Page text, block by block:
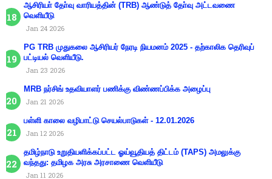
ஆசிரியா் தோ்வு வாரியத்தின் (TRB) ஆண்டுத் தோ்வு அட்டவணை
வெளியீடு
Jan 24 2026
PG TRB முதுகலை ஆசிரியர் நேரடி நியமனம் 2025 - தற்காலிக தெரிவுப்
பட்டியல் வெளியீடு.
Jan 23 2026
MRB நர்சிங் உதவியாளர் பணிக்கு விண்ணப்பிக்க அழைப்பு
Jan 21 2026
பள்ளி காலை வழிபாட்டு செயல்பாடுகள் - 12.01.2026
Jan 12 2026
தமிழ்நாடு உறுதியளிக்கப்பட்ட ஓய்வூதியத் திட்டம் (TAPS) அமலுக்கு
வந்தது: தமிழக அரசு அரசாணை வெளியீடு
Jan 11 2026